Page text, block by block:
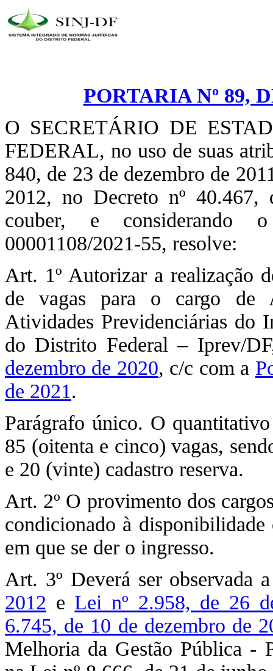
PORTARIA Nº 89,
O SECRETÁRIO DE
FEDERAL, no uso de suas
840, de 23 de dezembro de
2012, no Decreto nº
couber, e considerando
00001108/2021-55, resolve:
Art. 1º Autorizar a realização
de vagas para o cargo de
Atividades Previdenciárias do
do Distrito Federal – Iprev/
dezembro de 2020, c/c com a
de 2021.
Parágrafo único. O
85 (oitenta e cinco) vagas,
e 20 (vinte) cadastro reserva.
Art. 2º O provimento dos
condicionado à
em que se der o ingresso.
Art. 3º Deverá ser observada
2012 e Lei nº 2.958, de 26
6.745, de 10 de dezembro de
Melhoria da Gestão Pública -